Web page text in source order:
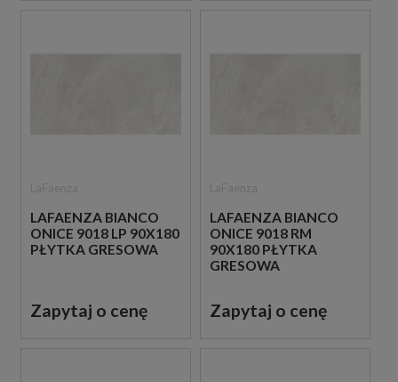
LAFAENZA BIANCO
ONICE 9018 LP 90X180
PŁYTKA GRESOWA
Zapytaj o cenę
LAFAENZA BIANCO
ONICE 9018 RM
90X180 PŁYTKA
GRESOWA
Zapytaj o cenę